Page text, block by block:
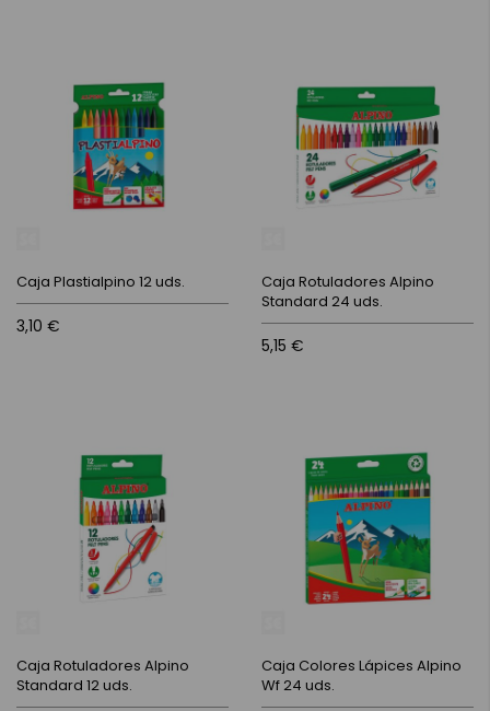
Caja Plastialpino 12 uds.
3,10 €
Caja Rotuladores Alpino
Standard 24 uds.
5,15 €
Caja Rotuladores Alpino
Standard 12 uds.
Caja Colores Lápices Alpino
Wf 24 uds.